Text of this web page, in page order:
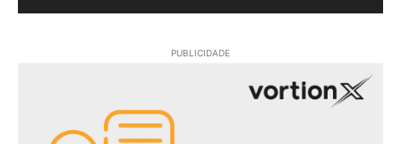
PUBLICIDADE